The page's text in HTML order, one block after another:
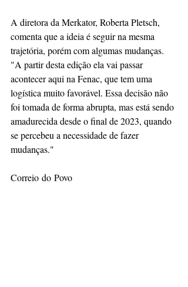
A diretora da Merkator, Roberta Pletsch,
comenta que a ideia é seguir na mesma
trajetória, porém com algumas mudanças.
"A partir desta edição ela vai passar
acontecer aqui na Fenac, que tem uma
logística muito favorável. Essa decisão não
foi tomada de forma abrupta, mas está sendo
amadurecida desde o final de 2023, quando
se percebeu a necessidade de fazer
mudanças."
Correio do Povo